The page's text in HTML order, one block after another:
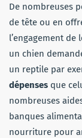
De nombreuses
de tête ou en
l’engagement
un chien
un reptile par
dépenses que
nombreuses
banques
nourriture pour